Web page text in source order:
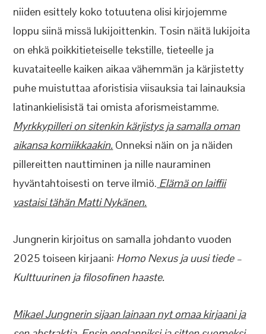
niiden esittely koko totuutena olisi kirjojemme
loppu siinä missä lukijoittenkin. Tosin näitä lukijoita
on ehkä poikkitieteiselle tekstille, tieteelle ja
kuvataiteelle kaiken aikaa vähemmän ja kärjistetty
puhe muistuttaa aforistisia viisauksia tai lainauksia
latinankielisistä tai omista aforismeistamme.
Myrkkypilleri on sitenkin kärjistys ja samalla oman
aikansa komiikkaakin. Onneksi näin on ja näiden
pillereitten nauttiminen ja nille nauraminen
hyväntahtoisesti on terve ilmiö. Elämä on laiffii
vastaisi tähän Matti Nykänen.
Jungnerin kirjoitus on samalla johdanto vuoden
2025 toiseen kirjaani: Homo Nexus ja uusi tiede –
Kulttuurinen ja filosofinen haaste.
Mikael Jungnerin sijaan lainaan nyt omaa kirjaani ja